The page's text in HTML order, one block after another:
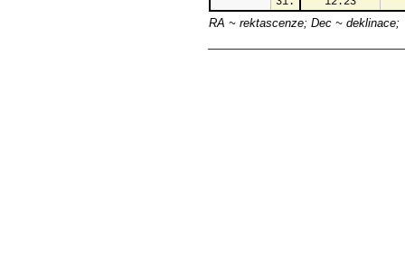
RA ~ rektascenze; Dec ~ deklinace;